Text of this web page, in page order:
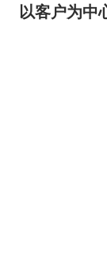
以客户为中